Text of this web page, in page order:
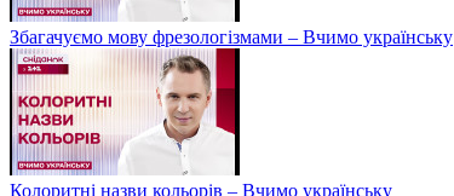
Збагачуємо мову фрезологізмами – Вчимо українську
Колоритні назви кольорів – Вчимо українську